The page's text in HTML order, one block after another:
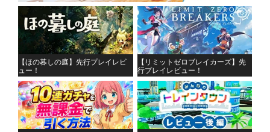
【ほの暮しの庭】先行プレイレビ
ュー！
【リミットゼロブレイカーズ】先
行プレイレビュー！